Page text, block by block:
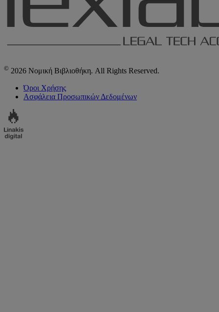
© 2026 Νομική Βιβλιοθήκη. All Rights Reserved.
Όροι Χρήσης
Ασφάλεια Προσωπικών Δεδομένων